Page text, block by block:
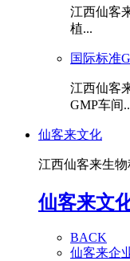
江西仙客
植...
国际标准
江西仙客
GMP车间
仙客来文化
江西仙客来生
仙客来文
BACK
仙客来企